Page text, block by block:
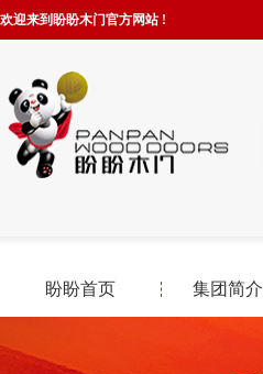
欢迎来到盼盼木门官方网站 !
盼盼首页 集团简介